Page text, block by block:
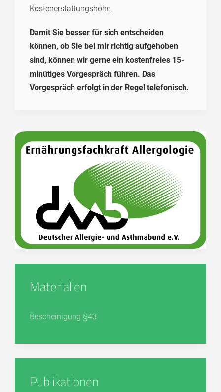
Kostenerstattungshöhe.
Damit Sie besser für sich entscheiden
können, ob Sie bei mir richtig aufgehoben
sind, können wir gerne ein kostenfreies 15-
minütiges Vorgespräch führen. Das
Vorgespräch erfolgt in der Regel telefonisch.
Materialien
Bescheinigung §43
Publikationen